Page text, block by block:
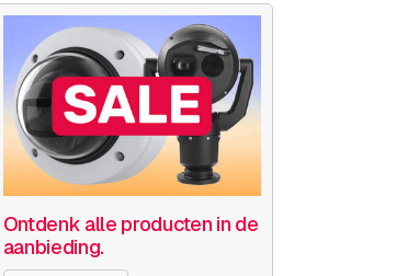
Ontdenk alle producten in de
aanbieding.